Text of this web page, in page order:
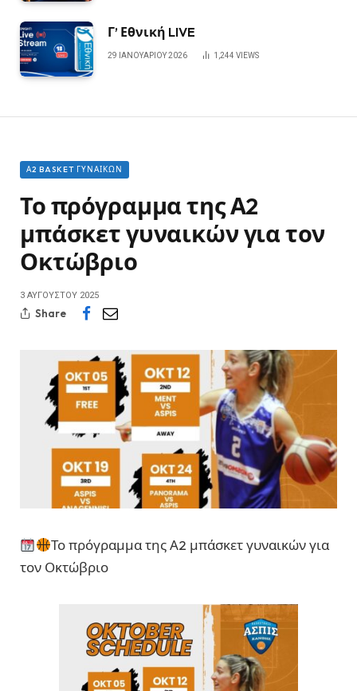
Γ’ Εθνική LIVE
29 ΙΑΝΟΥΑΡΊΟΥ 2026 1,244 VIEWS
Α2 BASKET ΓΥΝΑΙΚΏΝ
Το πρόγραμμα της Α2
μπάσκετ γυναικών για τον
Οκτώβριο
3 ΑΥΓΟΎΣΤΟΥ 2025
Share
Το πρόγραμμα της Α2 μπάσκετ γυναικών για
τον Οκτώβριο